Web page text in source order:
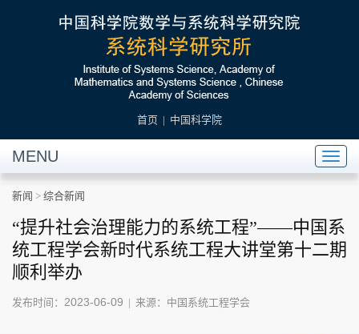
首页 | 中国科学院
MENU
新闻 > 综合新闻
“提升社会治理能力的系统工程”——中国系
统工程学会新时代系统工程大讲堂第十二期
顺利举办
发布时间： 2023-06-09 | 来源：中国系统工程学会